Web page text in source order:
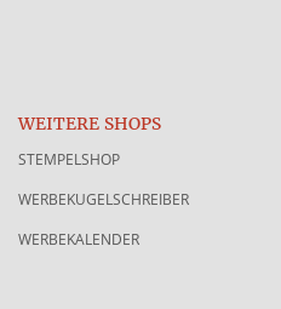
WEITERE SHOPS
STEMPELSHOP
WERBEKUGELSCHREIBER
WERBEKALENDER